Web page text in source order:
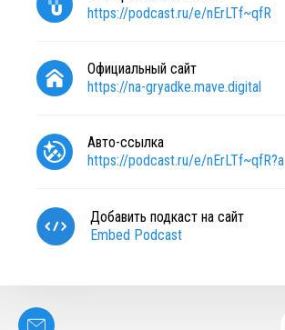
https://podcast.ru/e/nErLTf~qfR
Официальный сайт
https://na-gryadke.mave.digital
Авто-ссылка
https://podcast.ru/e/nErLTf~qfR?a
Добавить подкаст на сайт
Embed Podcast